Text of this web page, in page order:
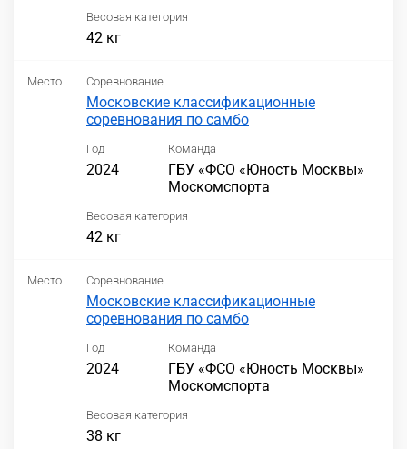
Весовая категория
42 кг
Место Соревнование
Московские классификационные
соревнования по самбо
Год
2024
Команда
ГБУ «ФСО «Юность Москвы»
Москомспорта
Весовая категория
42 кг
Место Соревнование
Московские классификационные
соревнования по самбо
Год
2024
Команда
ГБУ «ФСО «Юность Москвы»
Москомспорта
Весовая категория
38 кг